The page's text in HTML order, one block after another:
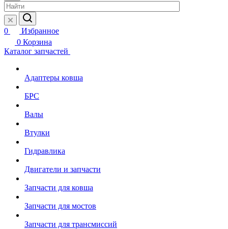
0
Избранное
0 Корзина
Каталог запчастей
Адаптеры ковша
БРС
Валы
Втулки
Гидравлика
Двигатели и запчасти
Запчасти для ковша
Запчасти для мостов
Запчасти для трансмиссий